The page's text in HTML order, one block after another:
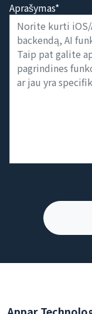
Aprašymas*